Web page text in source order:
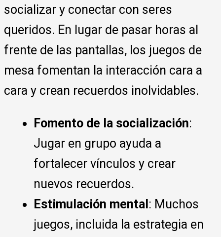
socializar y conectar con seres
queridos. En lugar de pasar horas al
frente de las pantallas, los juegos de
mesa fomentan la interacción cara a
cara y crean recuerdos inolvidables.
Fomento de la socialización:
Jugar en grupo ayuda a
fortalecer vínculos y crear
nuevos recuerdos.
Estimulación mental : Muchos
juegos, incluida la estrategia en